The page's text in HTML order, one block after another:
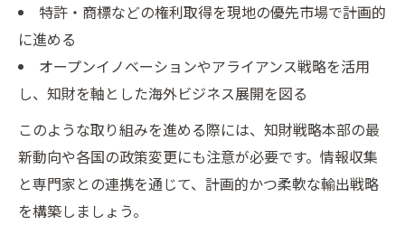
特許・商標などの権利取得を現地の優先市場で計画的
に進める
オープンイノベーションやアライアンス戦略を活用
し、知財を軸とした海外ビジネス展開を図る
このような取り組みを進める際には、知財戦略本部の最
新動向や各国の政策変更にも注意が必要です。情報収集
と専門家との連携を通じて、計画的かつ柔軟な輸出戦略
を構築しましょう。